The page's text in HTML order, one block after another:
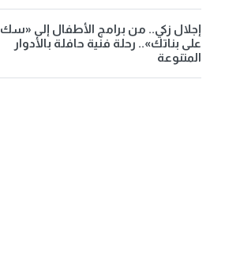
إجلال زكي.. من برامج الأطفال إلى «سك
على بناتك».. رحلة فنية حافلة بالأدوار
المتنوعة